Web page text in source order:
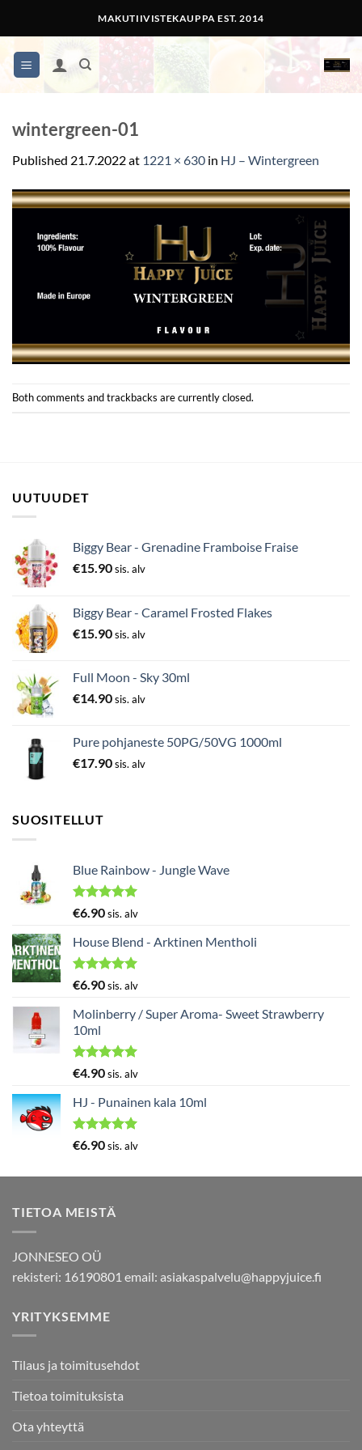
content
MAKUTIIVISTEKAUPPA EST. 2014
wintergreen-01
Published 21.7.2022at 1221 × 630 in HJ – Wintergreen
Both comments and trackbacks are currently closed.
UUTUUDET
Biggy Bear - Grenadine Framboise Fraise
€15.90sis. alv
Biggy Bear - Caramel Frosted Flakes
€15.90sis. alv
Full Moon - Sky 30ml
€14.90sis. alv
Pure pohjaneste 50PG/50VG 1000ml
€17.90sis. alv
SUOSITELLUT
Blue Rainbow - Jungle Wave
Arvostelu
5.00
/ 5
€6.90sis. alv
House Blend - Arktinen Mentholi
Arvostelu
5.00/ 5
€6.90sis. alv
Molinberry / Super Aroma- Sweet Strawberry
10ml
Arvostelu
5.00
/ 5
€4.90sis. alv
HJ - Punainen kala 10ml
Arvostelu
€6.90sis. alv
TIETOA MEISTÄ
JONNESEO OÜ
rekisteri: 16190801 email: asiakaspalvelu@happyjuice.fi
YRITYKSEMME
Tilaus ja toimitusehdot
Tietoa toimituksista
Ota yhteyttä